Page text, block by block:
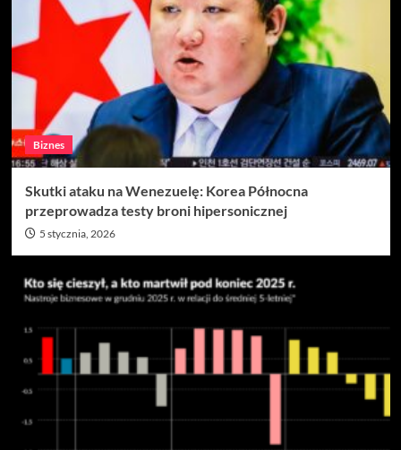
Biznes
Skutki ataku na Wenezuelę: Korea Północna
przeprowadza testy broni hipersonicznej
5 stycznia, 2026